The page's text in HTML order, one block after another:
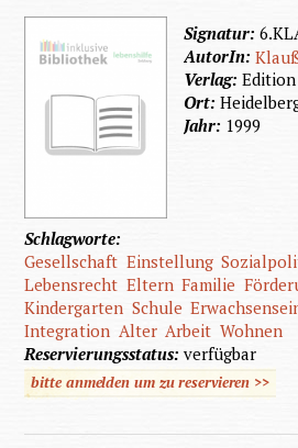
Signatur:
AutorIn:
Verlag:
Ort:
Jahr: 1999
Schlagworte:
Gesellschaft Einstellung
Lebensrecht Eltern Familie
Kindergarten Schule
Integration Alter Arbeit Wohnen
Reservierungsstatus:verfügbar
bitte anmelden um zu reservieren >>